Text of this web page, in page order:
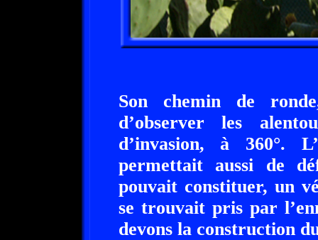
Son chemin de
d’observer les
d’invasion, à 360°.
permettait aussi de
pouvait constituer, un
se trouvait pris par
devons la construction